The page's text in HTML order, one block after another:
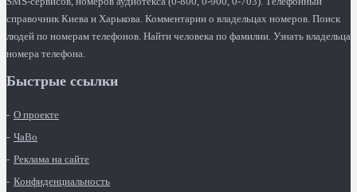
справочник Киева и Харькова. Комментарии о владельцах номеров. Поиск
людей по номерам телефонов. Найти человека по фамилии. Узнать владельца
номера телефона.
Быстрые ссылки
О проекте
ЧаВо
Реклама на сайте
Конфиденциальность